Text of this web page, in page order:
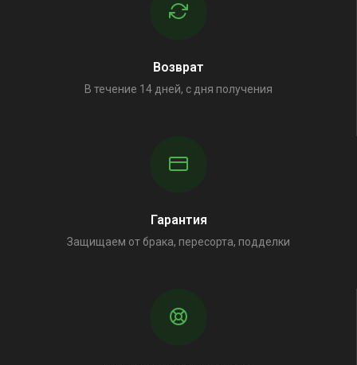
Возврат
В течение 14 дней, с дня получения
Гарантия
Защищаем от брака, пересорта, подделки